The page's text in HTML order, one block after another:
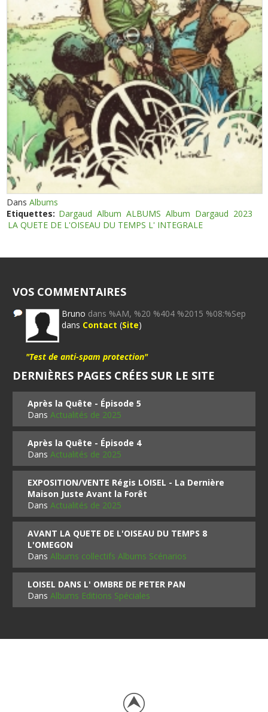
DansAlbums
Etiquettes: Dargaud Album ALBUMS Album Dargaud 2023
LA QUETE DE L'OISEAU DU TEMPS L' INTEGRALE
VOS COMMENTAIRES
Bruno dans %AM, %20 %404 %2015 %08:%Sep
dans Contact (Site)
"Test de anti-spam protection"
DERNIÈRES PAGES CRÉES SUR LE SITE
Après la Quête - Épisode 5
DansActualités de 2025
Après la Quête - Épisode 4
DansActualités de 2025
EXPOSITION/VENTE Régis LOISEL - La Dernière
Maison Juste Avant la Forêt
DansActualités de 2025
AVANT LA QUETE DE L'OISEAU DU TEMPS 8
L'OMEGON
DansAlbums collectifs Albums Scénarios
LOISEL DANS L' OMBRE DE PETER PAN
DansAlbums Editions Spéciales